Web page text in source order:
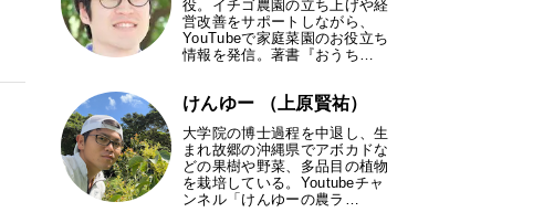
役。イチゴ農園の立ち上げや経
営改善をサポートしながら、
YouTubeで家庭菜園のお役立ち
情報を発信。著書『おうち…
けんゆー （上原賢祐）
大学院の博士過程を中退し、生
まれ故郷の沖縄県でアボカドな
どの果樹や野菜、多品目の植物
を栽培している。Youtubeチャ
ンネル「けんゆーの農ラ…